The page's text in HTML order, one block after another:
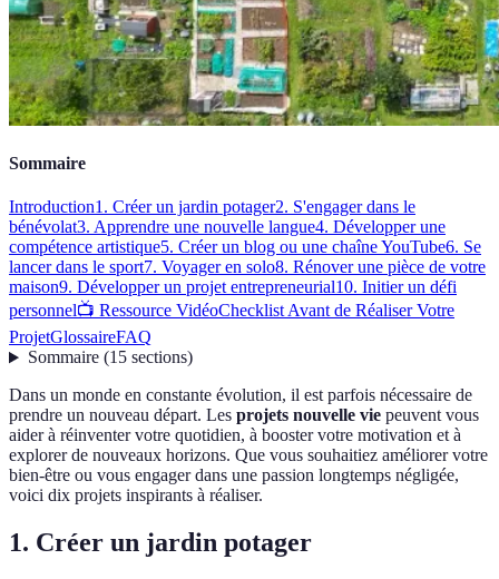
Sommaire
Introduction1. Créer un jardin potager2. S'engager dans le
bénévolat3. Apprendre une nouvelle langue4. Développer une
compétence artistique5. Créer un blog ou une chaîne YouTube6. Se
lancer dans le sport7. Voyager en solo8. Rénover une pièce de votre
maison9. Développer un projet entrepreneurial10. Initier un défi
personnel📺 Ressource VidéoChecklist Avant de Réaliser Votre
ProjetGlossaireFAQ
Sommaire(15 sections)
Dans un monde en constante évolution, il est parfois nécessaire de
prendre un nouveau départ. Les projets nouvelle vie peuvent vous
aider à réinventer votre quotidien, à booster votre motivation et à
explorer de nouveaux horizons. Que vous souhaitiez améliorer votre
bien-être ou vous engager dans une passion longtemps négligée,
voici dix projets inspirants à réaliser.
1. Créer un jardin potager